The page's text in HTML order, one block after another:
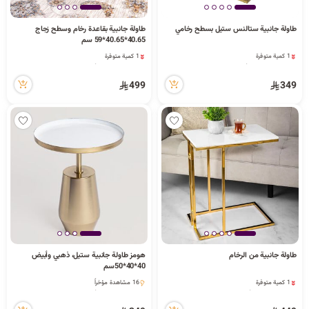
ا طاولة جانبية ستالنس ستيل بسطح رخامي
1 كمية متوفرة
26 مشاهدة مؤخراً
349
طاولة جانبية بقاعدة رخام وسطح زجاج
40.65*40.65*59 سم
1 كمية متوفرة
22 مشاهدة مؤخراً
499
طاولة جانبية من الرخام
1 كمية متوفرة
هومز طاولة جانبية ستيل، ذهبي وأبيض
40*40*50سم
16 مشاهدة مؤخراً